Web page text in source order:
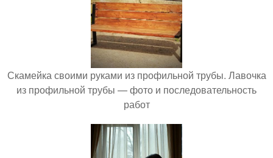
Скамейка своими руками из профильной трубы. Лавочка
из профильной трубы — фото и последовательность
работ